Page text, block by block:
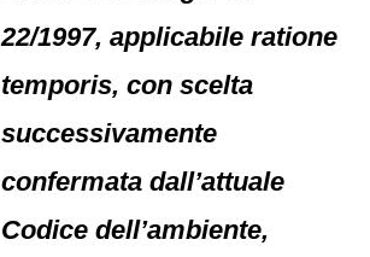
22/1997, applicabile ratione
temporis, con scelta
successivamente
confermata dall’attuale
Codice dell’ambiente,